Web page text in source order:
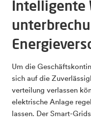
Intelligente
Um die
sich auf die
verteilung verlassen
elektrische Anlage
lassen. Der Smart-